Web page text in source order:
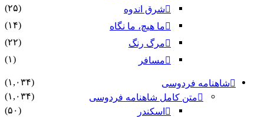
شرق اندوه
(۲۵)
ما هیچ، ما نگاه
(۱۴)
مرگ رنگ
(۲۲)
مسافر
(۱)
شاهنامه فردوسی
(۱,۰۳۴)
متن کامل شاهنامه فردوسی
(۱,۰۳۴)
اسکندر
(۵۰)